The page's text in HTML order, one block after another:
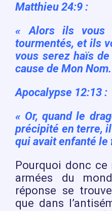
Matthieu 24:9 :
« Alors ils vous
tourmentés, et ils
vous serez haïs
cause de Mon
Apocalypse 12:13 :
« Or, quand le
précipité en terre,
qui avait enfanté le
Pourquoi donc ce
armées du
réponse se
que dans